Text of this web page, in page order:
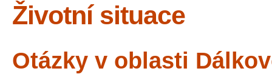
Životní situace
Otázky v oblasti